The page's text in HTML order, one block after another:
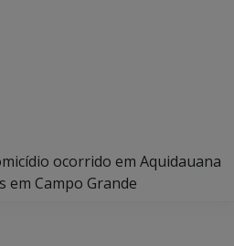
ocorrido em Aquidauana
em Campo Grande